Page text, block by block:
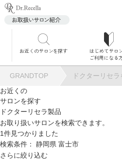
お近くのサロンを探す
はじめてサロ
ご利用になる
GRANDTOP
ドクターリセ
お近くの
サロンを探す
ドクターリセラ製品
お取り扱いサロンを検索できます。
1件見つかりました
検索条件：
静岡県 富士市
さらに絞り込む